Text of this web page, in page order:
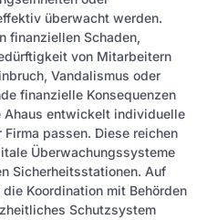
überwacht werden.
finanziellen Schaden,
von Mitarbeitern
Vandalismus oder
finanzielle Konsequenzen
Ahaus entwickelt individuelle
passen. Diese reichen
Überwachungssysteme
Sicherheitsstationen. Auf
Koordination mit Behörden
Schutzsystem